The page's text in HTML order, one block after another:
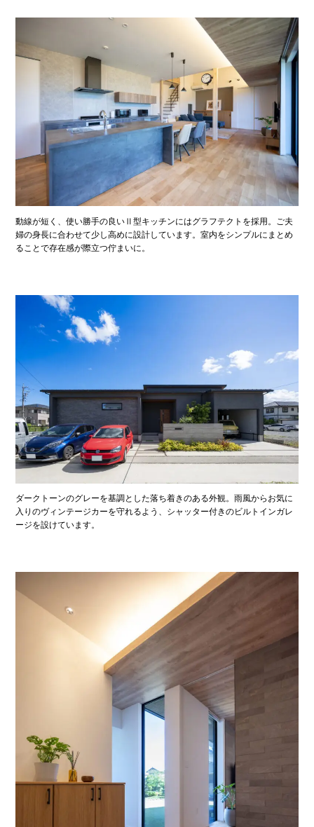
動線が短く、使い勝手の良いⅡ型キッチンにはグラフテクトを採用。ご夫
婦の身長に合わせて少し高めに設計しています。室内をシンプルにまとめ
ることで存在感が際立つ佇まいに。
ダークトーンのグレーを基調とした落ち着きのある外観。雨風からお気に
入りのヴィンテージカーを守れるよう、シャッター付きのビルトインガレ
ージを設けています。